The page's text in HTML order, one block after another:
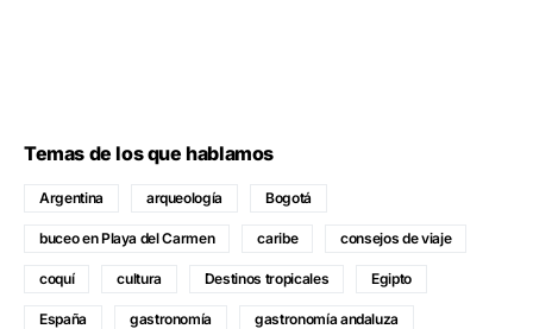
Temas de los que hablamos
Argentina arqueología Bogotá
buceo en Playa del Carmen caribe consejos de viaje
coquí cultura Destinos tropicales Egipto
España gastronomía gastronomía andaluza